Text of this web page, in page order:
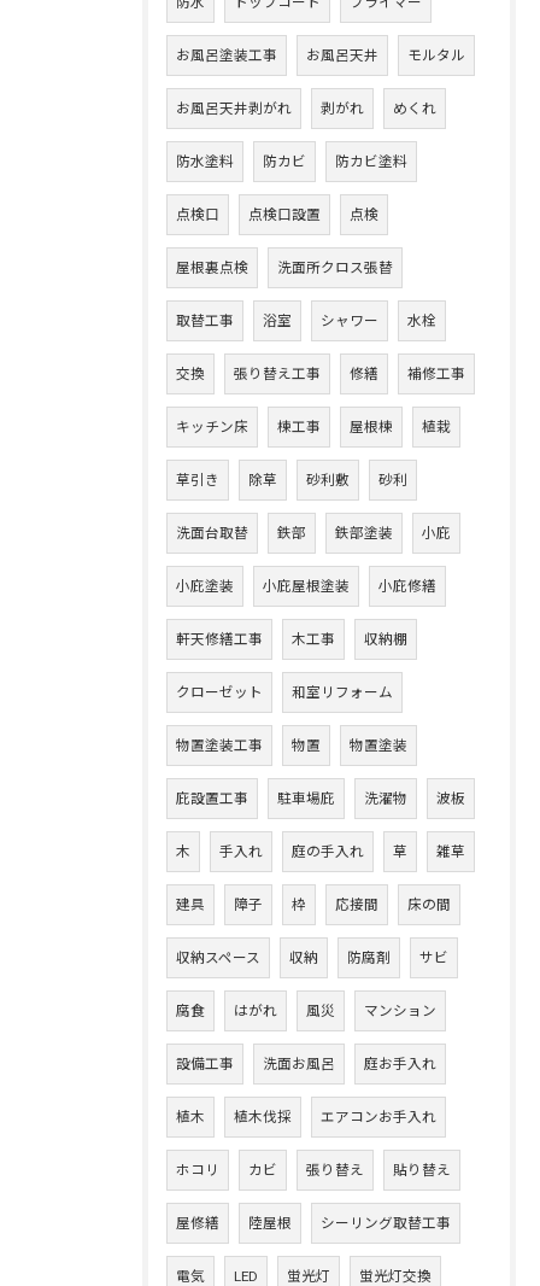
お風呂塗装工事 お風呂天井 モルタル
お風呂天井剥がれ 剥がれ めくれ
防水塗料 防カビ 防カビ塗料
点検口 点検口設置 点検
屋根裏点検 洗面所クロス張替
取替工事 浴室 シャワー 水栓
交換 張り替え工事 修繕 補修工事
キッチン床 棟工事 屋根棟 植栽
草引き 除草 砂利敷 砂利
洗面台取替 鉄部 鉄部塗装 小庇
小庇塗装 小庇屋根塗装 小庇修繕
軒天修繕工事 木工事 収納棚
クローゼット 和室リフォーム
物置塗装工事 物置 物置塗装
庇設置工事 駐車場庇 洗濯物 波板
木 手入れ 庭の手入れ 草 雑草
建具 障子 枠 応接間 床の間
収納スペース 収納 防腐剤 サビ
腐食 はがれ 風災 マンション
設備工事 洗面お風呂 庭お手入れ
植木 植木伐採 エアコンお手入れ
ホコリ カビ 張り替え 貼り替え
屋修繕 陸屋根 シーリング取替工事
電気 LED 蛍光灯 蛍光灯交換